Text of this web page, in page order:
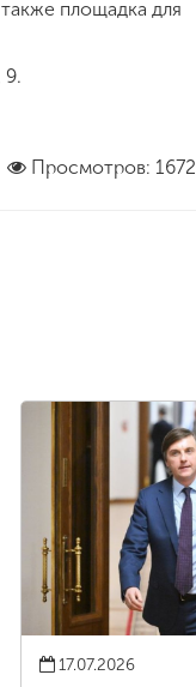
площадка для
9.
Просмотров: 1672
17.07.2026